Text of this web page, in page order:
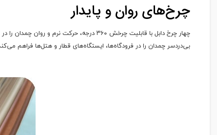
چرخ‌های روان و پایدار
چهار چرخ دابل با قابلیت چرخش ۳۶۰
بی‌دردسر چمدان را در فرودگاه‌ها، ایستگاه‌های قطار و هتل‌ها فراهم